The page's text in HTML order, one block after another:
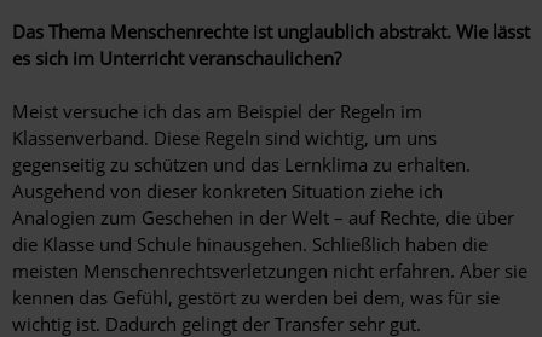
Das Thema Menschenrechte ist unglaublich abstrakt. Wie lässt
es sich im Unterricht veranschaulichen?
Meist versuche ich das am Beispiel der Regeln im
Klassenverband. Diese Regeln sind wichtig, um uns
gegenseitig zu schützen und das Lernklima zu erhalten.
Ausgehend von dieser konkreten Situation ziehe ich
Analogien zum Geschehen in der Welt – auf Rechte, die über
die Klasse und Schule hinausgehen. Schließlich haben die
meisten Menschenrechtsverletzungen nicht erfahren. Aber sie
kennen das Gefühl, gestört zu werden bei dem, was für sie
wichtig ist. Dadurch gelingt der Transfer sehr gut.